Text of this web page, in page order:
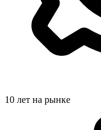
10 лет на рынке